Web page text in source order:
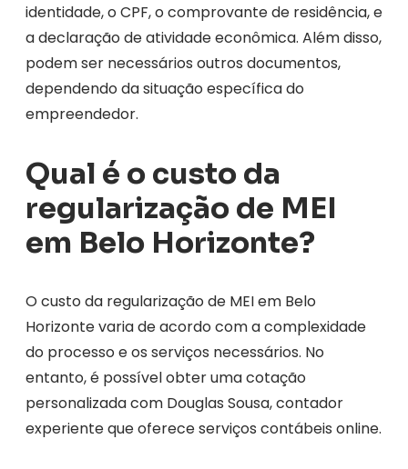
identidade, o CPF, o comprovante de residência, e
a declaração de atividade econômica. Além disso,
podem ser necessários outros documentos,
dependendo da situação específica do
empreendedor.
Qual é o custo da
regularização de MEI
em Belo Horizonte?
O custo da regularização de MEI em Belo
Horizonte varia de acordo com a complexidade
do processo e os serviços necessários. No
entanto, é possível obter uma cotação
personalizada com Douglas Sousa, contador
experiente que oferece serviços contábeis online.